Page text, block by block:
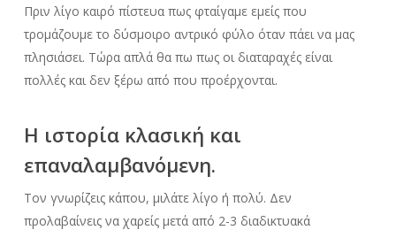
Πριν λίγο καιρό πίστευα πως φταίγαμε εμείς που
τρομάζουμε το δύσμοιρο αντρικό φύλο όταν πάει να μας
πλησιάσει. Τώρα απλά θα πω πως οι διαταραχές είναι
πολλές και δεν ξέρω από που προέρχονται.
Η ιστορία κλασική και
επαναλαμβανόμενη.
Τον γνωρίζεις κάπου, μιλάτε λίγο ή πολύ. Δεν
προλαβαίνεις να χαρείς μετά από 2-3 διαδικτυακά